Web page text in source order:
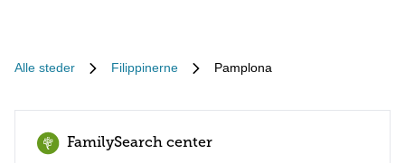
Alle steder Filippinerne Pamplona
FamilySearch center